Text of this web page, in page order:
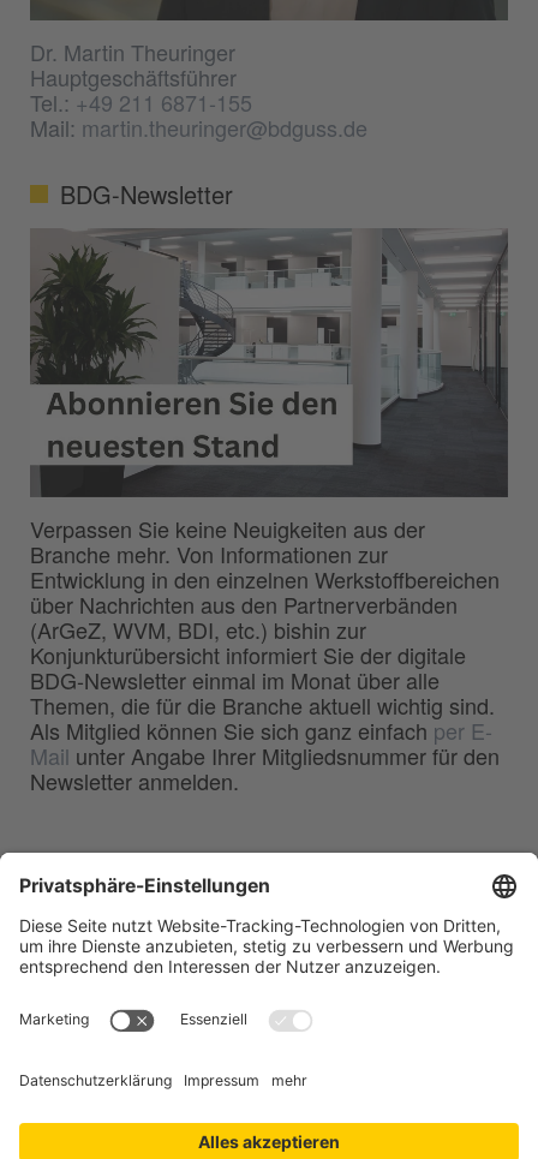
Dr. Martin Theuringer
Hauptgeschäftsführer
Tel.:+49 211 6871-155
Mail: martin.theuringer@bdguss.de
BDG-Newsletter
Verpassen Sie keine Neuigkeiten aus der
Branche mehr. Von Informationen zur
Entwicklung in den einzelnen Werkstoffbereichen
über Nachrichten aus den Partnerverbänden
(ArGeZ, WVM, BDI, etc.) bishin zur
Konjunkturübersicht informiert Sie der digitale
BDG-Newsletter einmal im Monat über alle
Themen, die für die Branche aktuell wichtig sind.
Als Mitglied können Sie sich ganz einfach per E-
Mail unter Angabe Ihrer Mitgliedsnummer für den
Newsletter anmelden.
Deutschen Gießerei-Industrie e.V.
40549 Düsseldorf
Telefon:0211 - 68 71 - 03
0211 - 68 71 - 3333